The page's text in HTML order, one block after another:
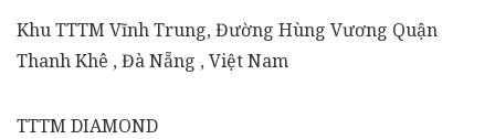
Khu TTTM Vĩnh Trung, Đường Hùng Vương Quận
Thanh Khê , Đà Nẵng , Việt Nam
TTTM DIAMOND